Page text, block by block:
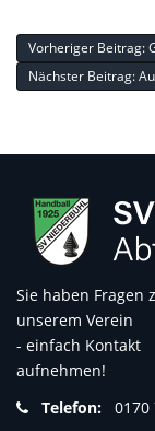
Vorheriger Beitrag:
Nächster Beitrag:
Sie haben Fragen
unserem Verein
- einfach Kontakt
aufnehmen!
Telefon:
0170